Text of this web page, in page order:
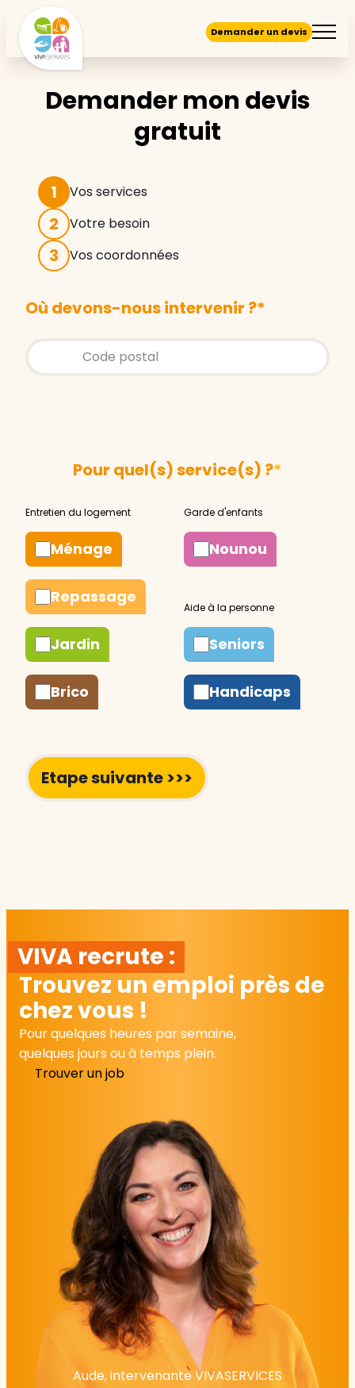
Demander un devis
Demander mon devis
gratuit
1 Vos services
2 Votre besoin
3 Vos coordonnées
Où devons-nous intervenir ?*
Store locator global - Autocompletion
Rechercher
Pour quel(s) service(s) ?*
Ménage
Repassage
Jardin
Brico
Nounou
Seniors
Handicaps
VIVA recrute :
Trouvez un emploi près de
chez vous !
Pour quelques heures par semaine,
quelques jours ou à temps plein.
Trouver un job
Aude, intervenante VIVASERVICES